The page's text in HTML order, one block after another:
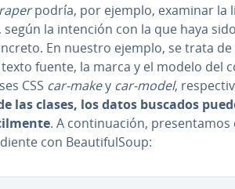
podría, por ejemplo, examinar la
según la intención con la que haya
En nuestro ejemplo, se trata
texto fuente, la marca y el modelo del
CSS car-makey car-model,
las clases, los datos buscados
. A co­n­ti­nua­ción, pre­se­n­ta­mos
con Beau­ti­fu­l­Soup: